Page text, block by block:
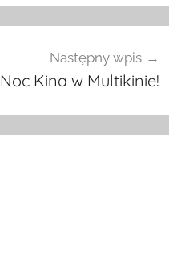
Następny wpis
Noc Kina w Multikinie!